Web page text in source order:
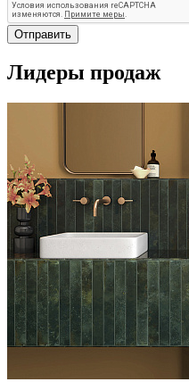
Отправить
Лидеры продаж